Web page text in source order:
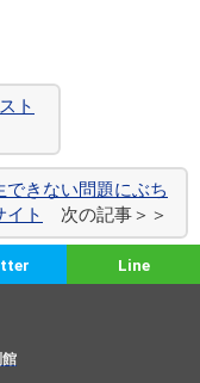
ト
きない問題にぶち
イト
次の記事＞＞
Line